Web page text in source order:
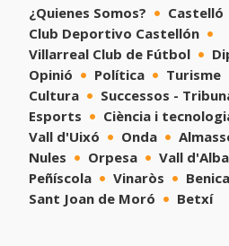
¿Quienes Somos? Castelló
Club Deportivo Castellón
Villarreal Club de Fútbol
Opinió
Política Turisme
Cultura
Successos -
Esports
Ciència i
Vall d'Uixó
Onda
Nules
Orpesa Vall d'Alba
Peñíscola
Vinaròs
Sant Joan de Moró
Betxí